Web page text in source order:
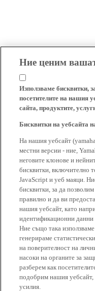
Ние ценим
Използваме бисквитки,
посетителите на нашия
сайта, продуктите,
Бисквитки на уебсайта
На нашия уебсайт
местни версии - ние,
неговите клонове и
бисквитки, включително
JavaScript и уеб маяци.
бисквитки, за да
правилно и да ви
нашия уебсайт, като
идентификационни данни
Ние също така използваме
генерираме
на поверителност на
насоки на органите за
разберем как
подобрим нашия уебсайт,
усилия.